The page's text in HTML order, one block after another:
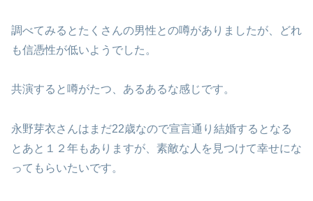
調べてみるとたくさんの男性との噂がありましたが、どれ
も信憑性が低いようでした。
共演すると噂がたつ、あるあるな感じです。
永野芽衣さんはまだ22歳なので宣言通り結婚するとなる
とあと１２年もありますが、素敵な人を見つけて幸せにな
ってもらいたいです。